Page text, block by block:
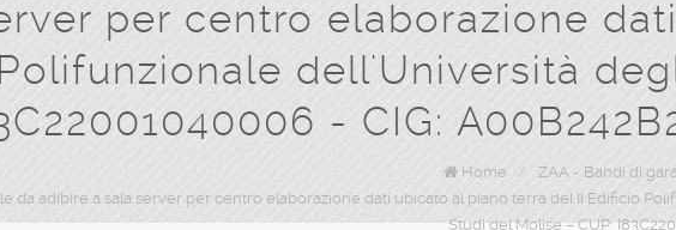
per centro elaborazione
dell'Università
- CIG:
Home / ZAA - Bandi di
da adibire a sala server per centro elaborazione dati ubicato al piano terra del II Edificio
Studi del Molise – CUP: